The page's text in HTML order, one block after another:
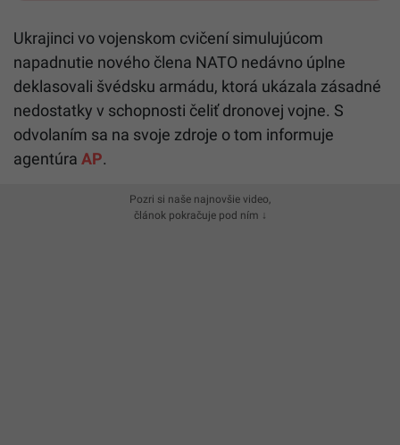
Ukrajinci vo vojenskom cvičení simulujúcom
napadnutie nového člena NATO nedávno úplne
deklasovali švédsku armádu, ktorá ukázala zásadné
nedostatky v schopnosti čeliť dronovej vojne. S
odvolaním sa na svoje zdroje o tom informuje
agentúra AP.
Pozri si naše najnovšie video,
článok pokračuje pod ním ↓